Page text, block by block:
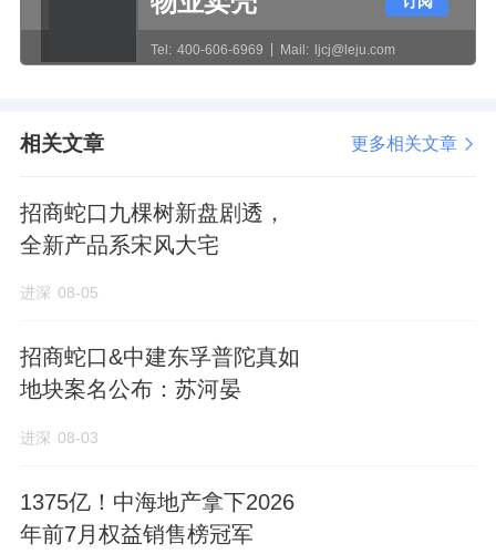
化。家庭最高贷款额度由130万元提升至180万
元，叠加上浮后区间为130万元至180万元。
区域补贴与以旧换新落地情况：各区政府密集
区和临平区分别推出每套10万元的购房补贴或
消费券；钱塘区通过社保条件挂钩发放普通消
费券及汽车券；萧山区则按街道分档发放3-6万
区，乐居集团主导的"以旧换新"模式落地，通
过收购二手房发放抵价券（面值最高10万
元），计划收购200套用作保租房，旨在打
政策效果：呈现明显的结构性差异。公积金扩
Tel: 400-606-6969 Mail: ljcj@leju.com
相关文章 更多相关文章
招商蛇口九棵树新盘剧透，
全新产品系宋风大宅
进深 08-05
招商蛇口&中建东孚普陀真如
地块案名公布：苏河晏
进深 08-03
1375亿！中海地产拿下2026
年前7月权益销售榜冠军